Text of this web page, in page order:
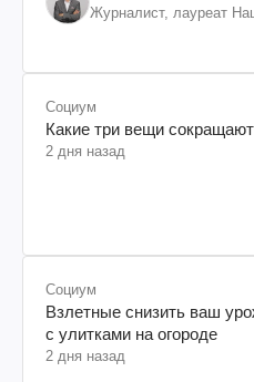
Журналист, лауреат
Социум
Какие три вещи
2 дня назад
Социум
Взлетные снизить ваш
с улитками на огороде
2 дня назад